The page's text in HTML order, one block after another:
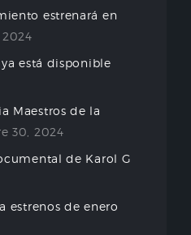
estrenará en
está disponible
Maestros de la
30, 2024
de Karol G
estrenos de enero